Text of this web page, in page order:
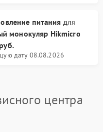
питания для
монокуляр Hikmicro
дату 08.08.2026
центра